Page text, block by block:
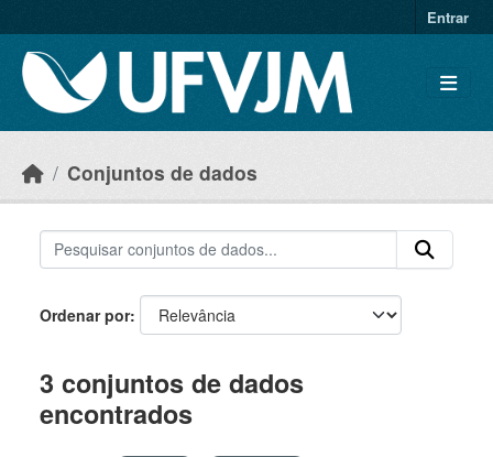
Entrar
Conjuntos de dados
Ordenar por
3 conjuntos de dados
encontrados